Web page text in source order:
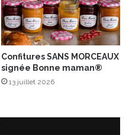
Confitures SANS MORCEAUX
signée Bonne maman®
13 juillet 2026